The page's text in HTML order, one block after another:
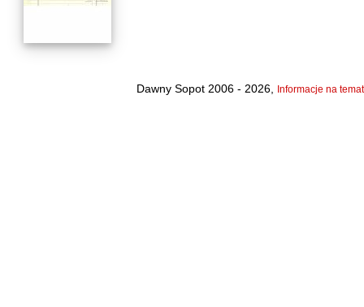
Dawny Sopot 2006 - 2026, Informacje na